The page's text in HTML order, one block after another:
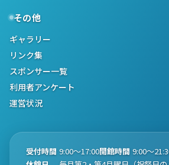
その他
ギャラリー
リンク集
スポンサー一覧
利用者アンケート
運営状況
受付時間 9:00〜17:00開館時間 9:00〜